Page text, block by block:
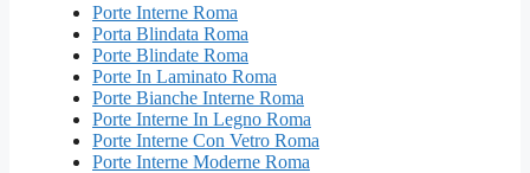
Porte Interne Roma
Porta Blindata Roma
Porte Blindate Roma
Porte In Laminato Roma
Porte Bianche Interne Roma
Porte Interne In Legno Roma
Porte Interne Con Vetro Roma
Porte Interne Moderne Roma